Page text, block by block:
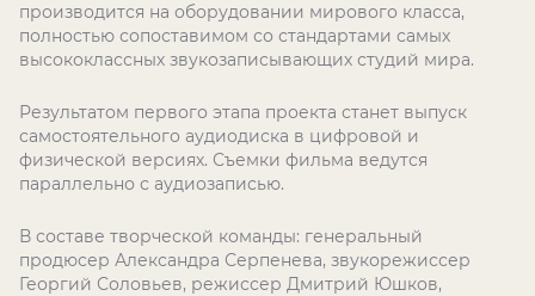
производится на оборудовании мирового класса,
полностью сопоставимом со стандартами самых
высококлассных звукозаписывающих студий мира.
Результатом первого этапа проекта станет выпуск
самостоятельного аудиодиска в цифровой и
физической версиях. Съемки фильма ведутся
параллельно с аудиозаписью.
В составе творческой команды: генеральный
продюсер Александра Серпенева, звукорежиссер
Георгий Соловьев, режиссер Дмитрий Юшков,